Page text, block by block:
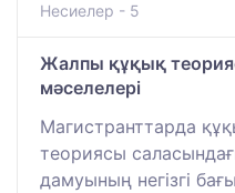
Несиелер - 5
Жалпы құқық
мәселелері
Магистранттарда
теориясы
дамуының негізгі